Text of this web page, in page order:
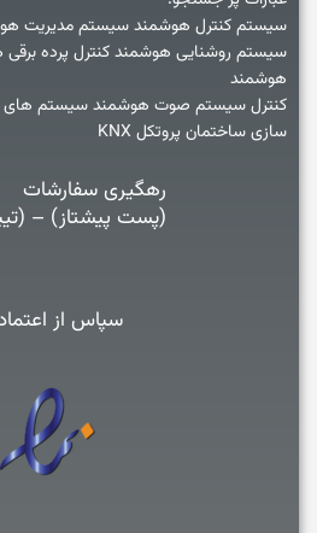
سیستم روشنایی هوشمند کنترل پرده
هوشمند
کنترل سیستم صوت هوشمند سیستم های
سازی ساختمان پروتکل KNX
رهگیری سفارشات
(پست پیشتاز) –
سپاس از